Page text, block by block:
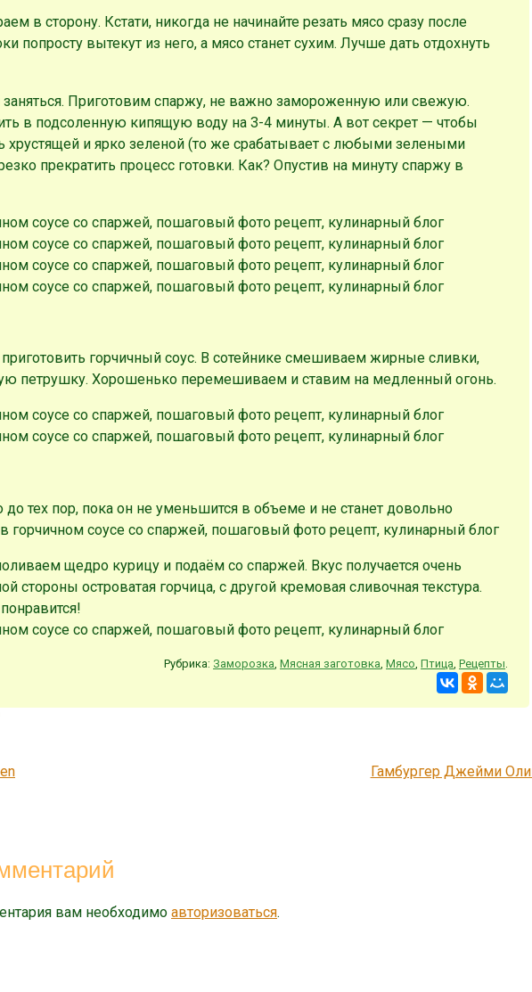
в сторону. Кстати, никогда не начинайте резать мясо сразу после
попросту вытекут из него, а мясо станет сухим. Лучше дать отдохнуть
Приготовим спаржу, не важно замороженную или свежую.
в подсоленную кипящую воду на 3-4 минуты. А вот секрет — чтобы
хрустящей и ярко зеленой (то же срабатывает с любыми зелеными
прекратить процесс готовки. Как? Опустив на минуту спаржу в
горчичный соус. В сотейнике смешиваем жирные сливки,
петрушку. Хорошенько перемешиваем и ставим на медленный огонь.
до тех пор, пока он не уменьшится в объеме и не станет довольно
щедро курицу и подаём со спаржей. Вкус получается очень
стороны островатая горчица, с другой кремовая сливочная текстура.
Рубрика: Заморозка,Мясная заготовка,Мясо,Птица,Рецепты.
Гамбургер Джейми
вам необходимо авторизоваться.